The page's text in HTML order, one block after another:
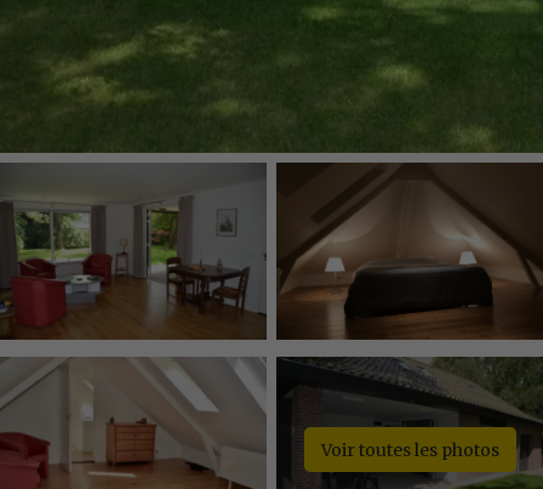
Voir toutes les photos